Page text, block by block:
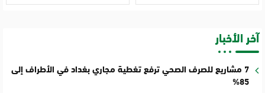
آخر الأخبار
7 مشاريع للصرف الصحي ترفع تغطية مجاري بغداد في الأطراف إلى
85%